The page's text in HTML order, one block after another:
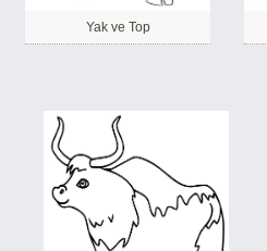
Yak ve Top